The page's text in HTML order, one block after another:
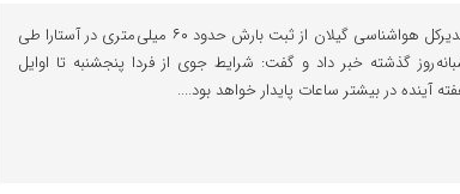
مدیرکل هواشناسی گیلان از ثبت بارش حدود ۶۰ میلی متری در آستارا طی
روز گذشته خبر داد و گفت: شرایط جوی از فردا پنجشنبه تا اوایل
آینده در بیشتر ساعات پایدار خواهد بود....